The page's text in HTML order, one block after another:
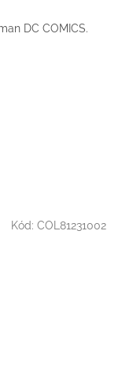
DC COMICS.
Kód: COL81231002